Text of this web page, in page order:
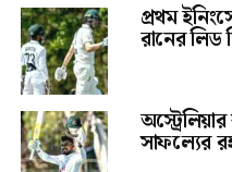
প্রথম
রানের লিড
সাফল্যের